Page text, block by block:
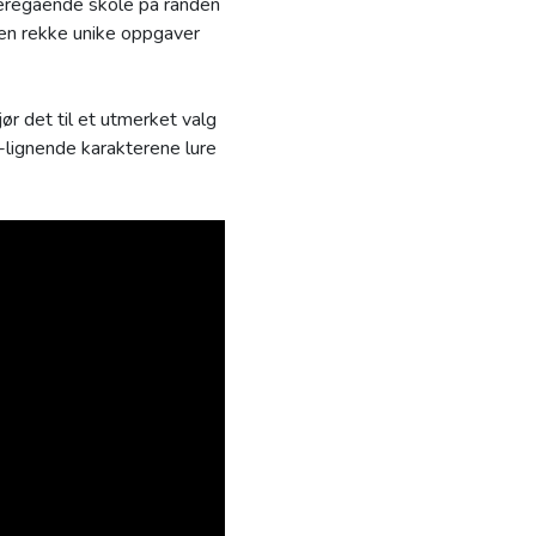
rekke unike oppgaver
det til et utmerket valg
karakterene lure